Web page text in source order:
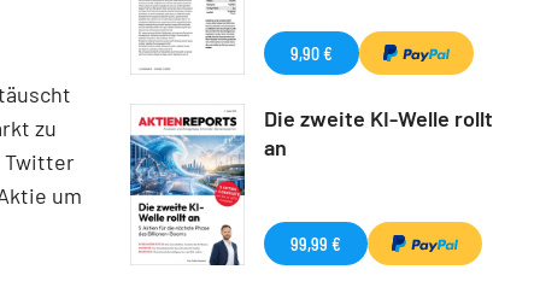
zu
Twitter
um
9,90 €
Die zweite KI-Welle rollt
an
99,99 €